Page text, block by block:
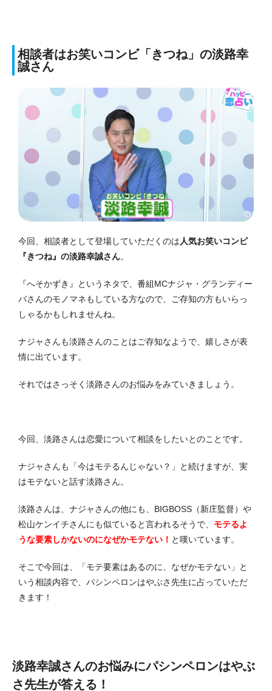
相談者はお笑いコンビ「きつね」の淡路幸
誠さん
今回、相談者として登場していただくのは 人気お笑いコンビ
『きつね』の淡路幸誠さん。
『へそかずき』というネタで、番組MCナジャ・グランディー
バさんのモノマネもしている方なので、ご存知の方もいらっ
しゃるかもしれませんね。
ナジャさんも淡路さんのことはご存知なようで、嬉しさが表
情に出ています。
それではさっそく淡路さんのお悩みをみていきましょう。
今回、淡路さんは恋愛について相談をしたいとのことです。
ナジャさんも「今はモテるんじゃない？」と続けますが、実
はモテないと話す淡路さん。
淡路さんは、ナジャさんの他にも、BIGBOSS（新庄監督）や
松山ケンイチさんにも似ていると言われるそうで、 モテるよ
うな要素しかないのになぜかモテない！ と嘆いています。
そこで今回は、「モテ要素はあるのに、なぜかモテない」と
いう相談内容で、パシンペロンはやぶさ先生に占っていただ
きます！
淡路幸誠さんのお悩みにパシンペロンはやぶ
さ先生が答える！